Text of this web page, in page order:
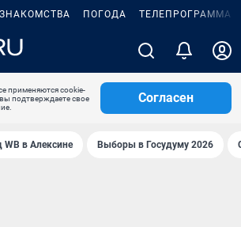
ЗНАКОМСТВА ПОГОДА ТЕЛЕПРОГРАММА
применяются cookie-
подтверждаете свое
Согласен
WB в Алексине Выборы в Госудуму 2026